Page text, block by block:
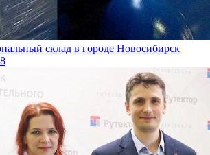
склад в городе Новосибирск